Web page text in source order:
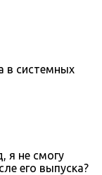
в системных
я не смогу
его выпуска?